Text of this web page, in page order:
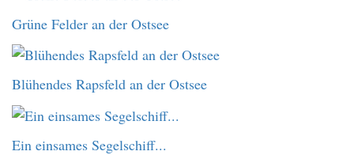
Grüne Felder an der Ostsee
Blühendes Rapsfeld an der Ostsee
Ein einsames Segelschiff...